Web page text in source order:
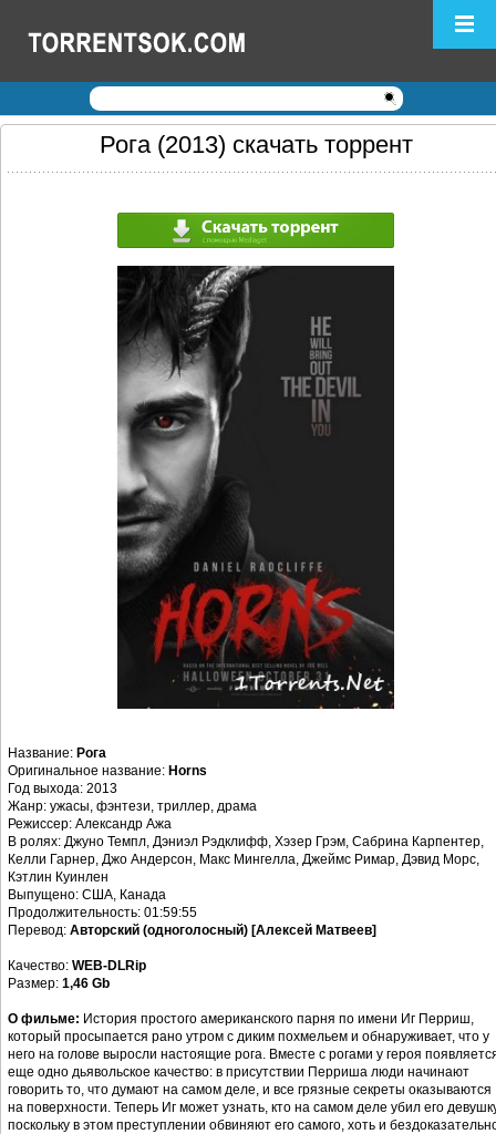
Логин: Пароль:
Регистрация|Забыли пароль?
Рога (2013) скачать торрент
Название: Рога
Оригинальное название: Horns
Год выхода: 2013
Жанр: ужасы, фэнтези, триллер, драма
Режиссер: Александр Ажа
В ролях: Джуно Темпл, Дэниэл Рэдклифф, Хэзер Грэм, Сабрина Карпентер,
Келли Гарнер, Джо Андерсон, Макс Мингелла, Джеймс Римар, Дэвид Морс,
Кэтлин Куинлен
Выпущено: США, Канада
Продолжительность: 01:59:55
Перевод: Авторский (одноголосный) [Алексей Матвеев]
Качество: WEB-DLRip
Размер: 1,46 Gb
О фильме: История простого американского парня по имени Иг Перриш,
который просыпается рано утром с диким похмельем и обнаруживает, что у
него на голове выросли настоящие рога. Вместе с рогами у героя
еще одно дьявольское качество: в присутствии Перриша люди начинают
говорить то, что думают на самом деле, и все грязные секреты оказываются
на поверхности. Теперь Иг может узнать, кто на самом деле убил его
поскольку в этом преступлении обвиняют его самого, хоть и